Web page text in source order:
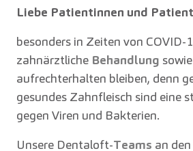
Liebe Patientinnen und
besonders in Zeiten von COVID-
zahnärztliche Behandlung sowie
aufrechterhalten bleiben, denn
gesundes Zahnfleisch sind eine
gegen Viren und Bakterien.
Unsere Dentaloft-Teams an